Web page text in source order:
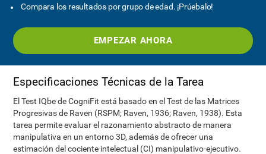
Compara los resultados por grupo de edad. ¡Prúebalo!
EMPEZAR AHORA
Especificaciones Técnicas de la Tarea
El Test IQbe de CogniFit está basado en el Test de las Matrices
Progresivas de Raven (RSPM; Raven, 1936; Raven, 1938). Esta
tarea permite evaluar el razonamiento abstracto de manera
manipulativa en un entorno 3D, además de ofrecer una
estimación del cociente intelectual (CI) manipulativo-ejecutivo.